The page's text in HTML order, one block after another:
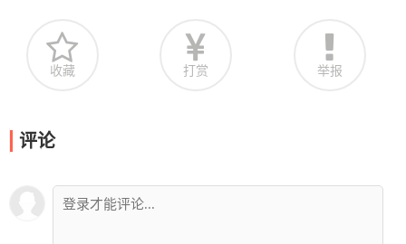
收藏 打赏 举报
评论